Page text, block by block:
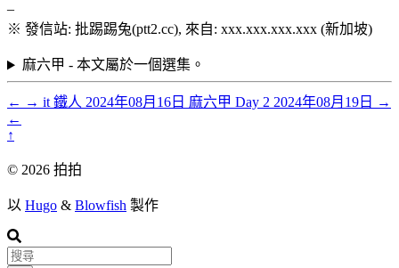
–
※ 發信站: 批踢踢兔(ptt2.cc), 來自: xxx.xxx.xxx.xxx (新加坡)
麻六甲 - 本文屬於一個選集。
← → it 鐵人 2024年08月16日 麻六甲 Day 2 2024年08月19日
→
←
↑
© 2026 拍拍
以 Hugo & Blowfish 製作